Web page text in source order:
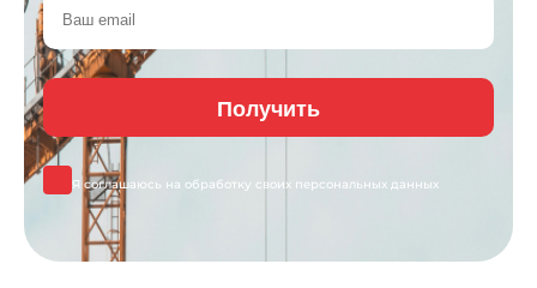
Я соглашаюсь на обработку своих персональных данных